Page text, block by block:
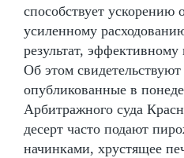
способствует ускорению
усиленному
результат,
Об этом
опубликованные в
Арбитражного суда
десерт часто подают
начинками, хрустящее